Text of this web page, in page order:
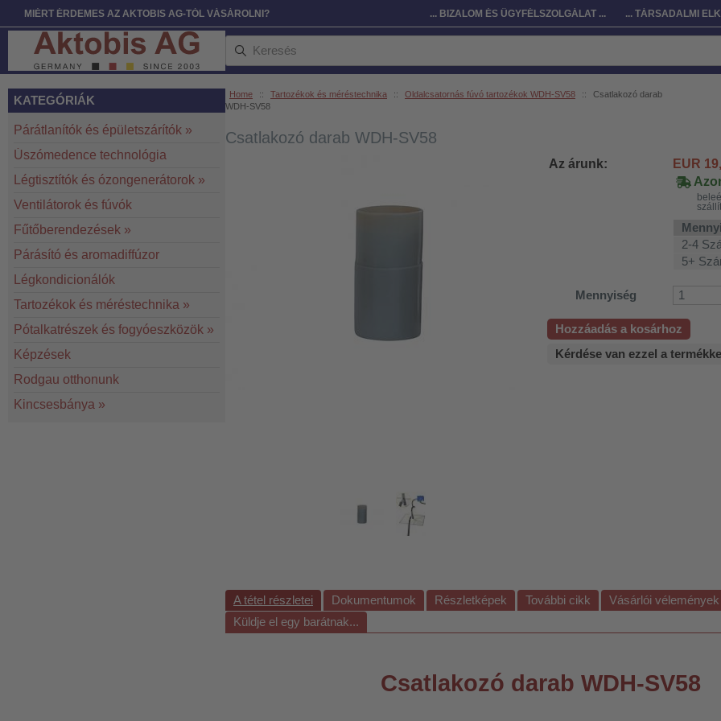
MIÉRT ÉRDEMES AZ AKTOBIS AG-TÓL VÁSÁROLNI? ... BIZALOM ÉS ÜGYFÉLSZOLGÁLAT ... ... TÁRSADALMI
Home :: Tartozékok és méréstechnika :: Oldalcsatornás fúvó tartozékok WDH-SV58 ::
Csatlakozó darab
WDH-SV58
Csatlakozó darab WDH-SV58
Az árunk: EUR
2-4
5+
Mennyiség
Hozzáadás a kosárhoz
Kérdése van ezzel a
A tétel részletei Dokumentumok Részletképek További cikk Vásárlói vélemények
Küldje el egy barátnak...
Csatlakozó darab WDH-SV58
KATEGÓRIÁK
Párátlanítók és épületszárítók »
Úszómedence technológia
Légtisztítók és ózongenerátorok »
Ventilátorok és fúvók
Fűtőberendezések »
Párásító és aromadiffúzor
Légkondicionálók
Tartozékok és méréstechnika »
Pótalkatrészek és fogyóeszközök »
Képzések
Rodgau otthonunk
Kincsesbánya »